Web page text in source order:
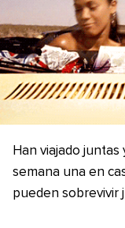
Han viajado
semana una en
pueden sobrevivir